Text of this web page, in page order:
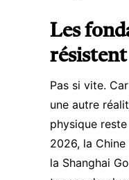
Les
résistent
Pas si vite.
une autre
physique
2026, la
la Shanghai